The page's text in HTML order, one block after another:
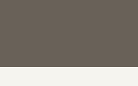
calendar_month